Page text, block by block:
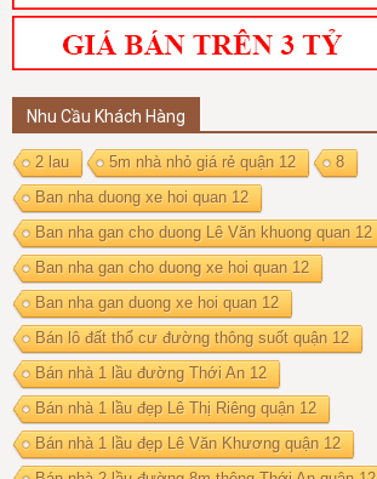
Nhu Cầu Khách Hàng
2 lau 5m nhà nhỏ giá rẻ quận 12
8
Ban nha duong xe hoi quan 12
Ban nha gan cho duong Lê Văn khuong quan 12
Ban nha gan cho duong xe hoi quan 12
Ban nha gan duong xe hoi quan 12
Bán lô đất thổ cư đường thông suốt quận 12
Bán nhà 1 lầu đường Thới An 12
Bán nhà 1 lầu đẹp Lê Thị Riêng quận 12
Bán nhà 1 lầu đẹp Lê Văn Khương quận 12